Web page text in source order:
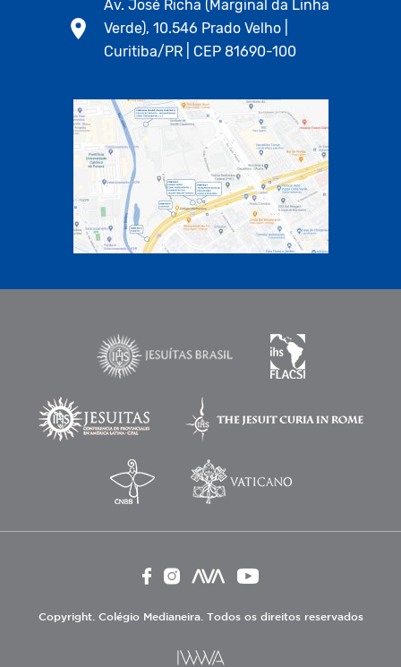
Av. José Richa (Marginal da Linha
Verde), 10.546 Prado Velho |
Curitiba/PR | CEP 81690-100
Copyright. Colégio Medianeira. Todos os direitos reservados